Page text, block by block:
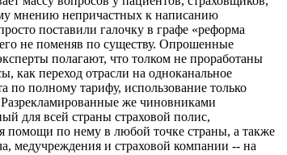
мнению непричастных к написанию
поставили галочку в графе «реформа
не поменяв по существу. Опрошенные
полагают, что толком не проработаны
как переход отрасли на одноканальное
по полному тарифу, использование только
же чиновниками
для всей страны страховой полис,
помощи по нему в любой точке страны, а также
медучреждения и страховой компании -- на